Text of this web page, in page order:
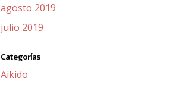
agosto 2019
julio 2019
Categorías
Aikido